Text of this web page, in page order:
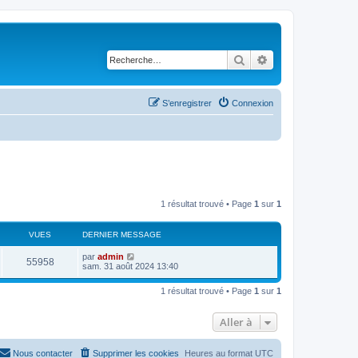
Rechercher
Connexion
S’enregistrer
1 résultat trouvé • Page 1 sur 1
VUES DERNIER MESSAGE
55958V
u
D
e
n
s
s
par admin
sam. 31 août 2024 13:40
1 résultat trouvé • Page 1 sur 1
Aller à
Heures au format UTC
Supprimer les cookies
Nous contacter